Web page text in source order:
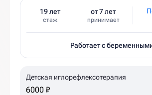
19 лет
стаж
от 7 лет
принимает
Работает с
Детская иглорефлексотерапия
6000 ₽